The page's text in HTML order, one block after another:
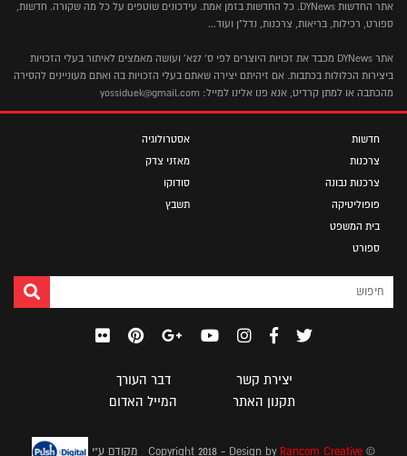
אתר החדשות DYNews. כל החדשות בזמן אמת. עידכונים שוטפים על כל מה שקורה. חדשות,
ספורט, רכילות, בריאות, צרכנות, נדל"ן ועוד...
אתר DYNews מכבד את זכויות היוצרים לפי ס' 27א' ועושה מאמצים לאיתור בעלי הזכויות
ביצירות הכלולות בכתבות. אם זיהיתם יצירה שאתם בעלי הזכויות בה ואתם מעוניינים להסירה
מהכתבה או למתן קרדיט, אנא פנו אלינו למייל: yossiduek@gmail.com
חדשות
צרכנות
צרכנות נבונה
פופוליטיקה
בית המשפט
ספורט
אסטרולוגיה
מאזני צדק
סודוקו
תשבץ
יצירת קשר
דבר העורך
תקנון האתר
המייל האדום
© Copyright 2018 - Design by
Rancom Creative מקודם ע"י